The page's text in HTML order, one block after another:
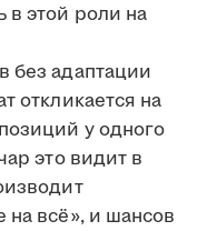
в этой роли на
без адаптации
откликается на
у одного
это видит в
на всё», и шансов